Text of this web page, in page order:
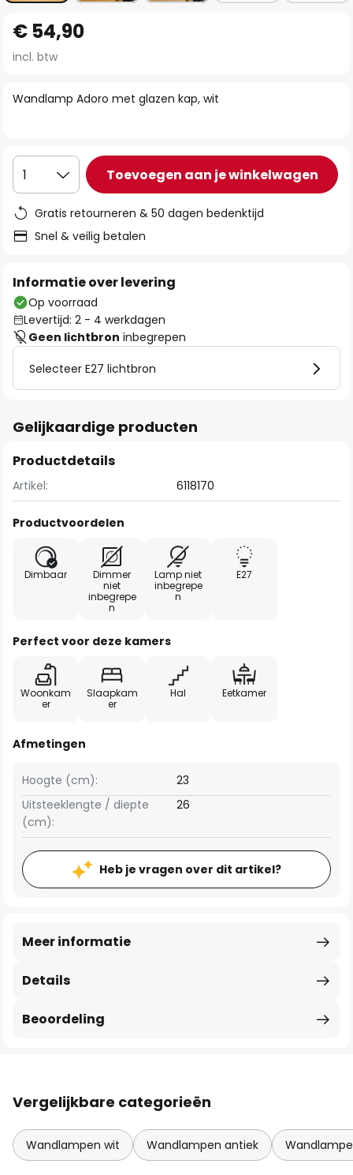
naar
het
van
gallerij
Wandlamp Adoro met glazen kap, wit
€ 54,90
incl. btw
1 Toevoegen aan je winkelwagen
Gratis retourneren & 50 dagen bedenktijd
Snel & veilig betalen
Informatie over levering
Op voorraad
Levertijd: 2 - 4 werkdagen
Geen lichtbron inbegrepen
Selecteer E27 lichtbron
Gelijkaardige producten
Productdetails
Artikel: 6118170
Productvoordelen
Dimbaar
Dimmer
niet
inbegrepe
n
Lamp niet
inbegrepe
n
E27
Perfect voor deze kamers
Woonkam
er
Slaapkam
er
Hal Eetkamer
Afmetingen
Hoogte (cm):
23
Uitsteeklengte / diepte
(cm):
26
Heb je vragen over dit artikel?
Details
Meer informatie
Beoordeling
Vergelijkbare categorieën
Wandlampen wit Wandlampen antiek